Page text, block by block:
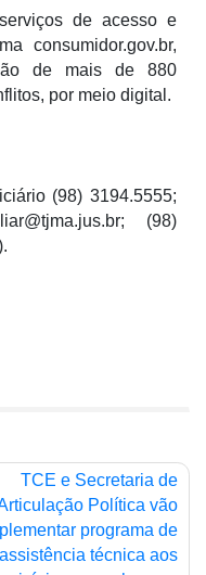
de acesso e
consumidor.gov.br,
de mais de 880
por meio digital.
(98) 3194.5555;
(98)
TCE e Secretaria de
Política vão
programa de
assistência técnica aos